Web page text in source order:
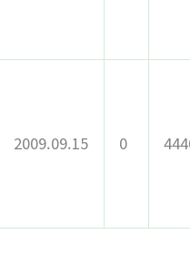
2009.09.15 0